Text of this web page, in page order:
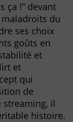
ça !” devant
maladroits du
ses choix
goûts en
et
et
qui
de
il
histoire.